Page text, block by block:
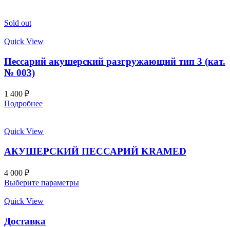
Sold out
Quick View
Пессарий акушерский разгружающий тип 3 (кат.
№ 003)
1 400 ₽
Подробнее
Quick View
АКУШЕРСКИЙ ПЕССАРИЙ KRAMED
4 000 ₽
Выберите параметры
Quick View
Доставка